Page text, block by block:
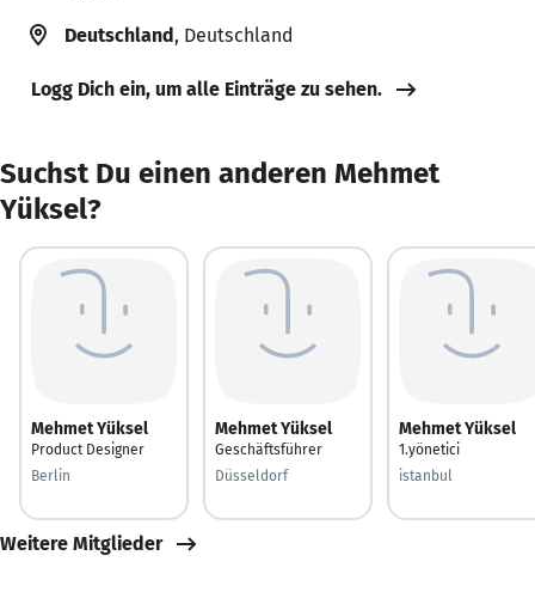
Deutschland, Deutschland
Logg Dich ein, um alle Einträge zu sehen.
Suchst Du einen anderen Mehmet
Yüksel?
Mehmet Yüksel
Product Designer
Berlin
Mehmet Yüksel
Geschäftsführer
Düsseldorf
Mehmet Yüksel
1.yönetici
istanbul
Weitere Mitglieder